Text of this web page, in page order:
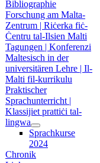
Bibliographie
Forschung am Malta-
Zentrum | Riċerka fiċ-
Ċentru tal-Ilsien Malti
Tagungen | Konferenzi
Maltesisch in der
universitären Lehre | Il-
Malti fil-kurrikulu
Praktischer
Sprachunterricht |
Klassijiet prattiċi tal-
lingwa
Sprachkurse
2024
Chronik